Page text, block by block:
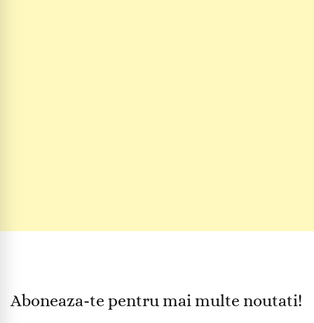
Aboneaza-te pentru mai multe noutati!